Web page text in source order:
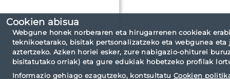
Cookien abisua
Webgune honek norberaren eta hirugarrenen cookieak
teknikoetarako, bisitak pertsonalizatzeko eta webgunea
aztertzeko. Azken horiei esker, zure nabigazio-ohiturei
bisitatutako orriak) eta gure edukiak hobetzeko profilak
Informazio gehiago ezagutzeko, kontsultatu Cookien
(1) Información